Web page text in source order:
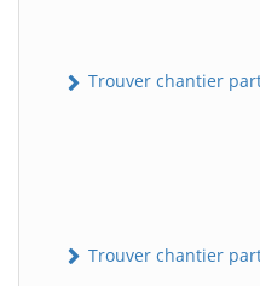
Trouver chantier
Trouver chantier